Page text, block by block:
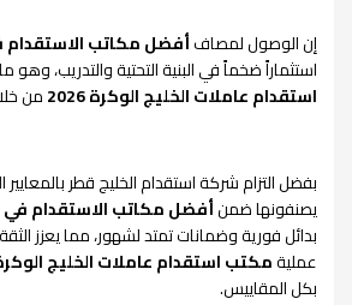
إن الوصول لمصافأفضل مكاتب
استثماراً ضخماً في البنية التحتية والتدريب، وهو
استقدام عاملات الخليج الوكرة 2026
من
بفضل التزام شركة استقدام الخليج قطر بالمعايير
يصنفونها ضمنأفضل مكاتب الاستقدام
بدائل فورية وضمانات تمتد لشهور، مما يعزز
عمليةمكتب استقدام عاملات الخليج الوكرة
بكل المقاييس.